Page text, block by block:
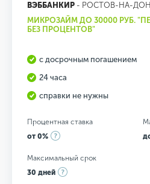
ВЭББАНКИР - РОСТОВ-НА-
МИКРОЗАЙМ ДО 30000 РУБ.
БЕЗ ПРОЦЕНТОВ"
с досрочным погашением
24 часа
справки не нужны
Процентная ставка
от 0%
Максимальный срок
30 дней